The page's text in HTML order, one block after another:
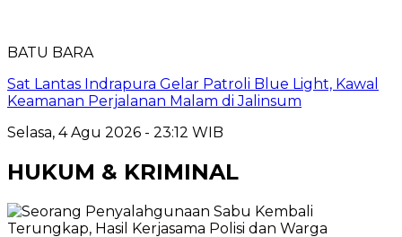
BATU BARA
Sat Lantas Indrapura Gelar Patroli Blue Light, Kawal
Keamanan Perjalanan Malam di Jalinsum
Selasa, 4 Agu 2026 - 23:12 WIB
HUKUM & KRIMINAL